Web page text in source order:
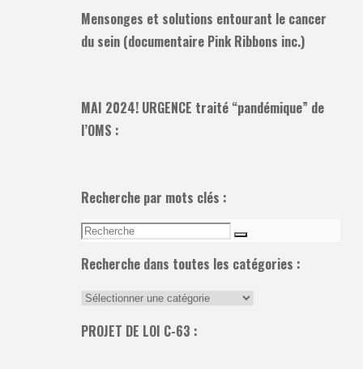
Mensonges et solutions entourant le cancer
du sein (documentaire Pink Ribbons inc.)
MAI 2024! URGENCE traité “pandémique” de
l’OMS :
Recherche par mots clés :
Recherche
Recherche
Recherche dans toutes les catégories :
Recherche
toutes
PROJET DE LOI C-63 :